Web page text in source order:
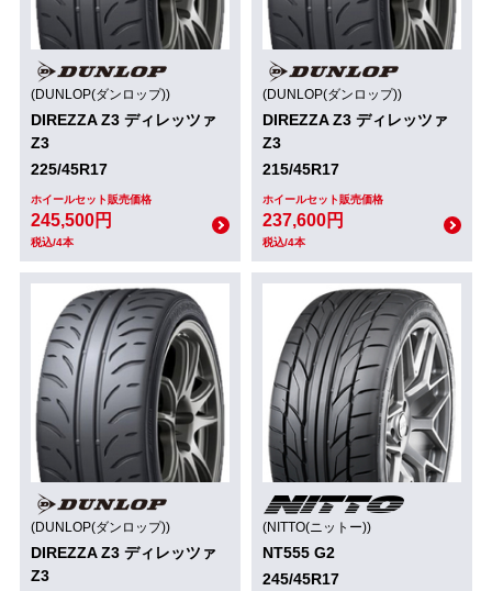
(DUNLOP(ダンロップ))
DIREZZA Z3 ディレッツァ
Z3
225/45R17
ホイールセット販売価格
245,500円
税込/4本
(DUNLOP(ダンロップ))
DIREZZA Z3 ディレッツァ
Z3
215/45R17
ホイールセット販売価格
237,600円
税込/4本
(DUNLOP(ダンロップ))
DIREZZA Z3 ディレッツァ
Z3
(NITTO(ニットー))
NT555 G2
245/45R17